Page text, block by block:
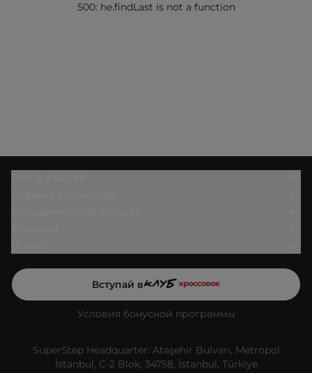
500: he.findLast is not a function
Вступай в
Условия бонусной программы
SuperStep Headquarter: Ataşehir Bulvarı, Metropol
İstanbul, C-2 Blok, 34758, İstanbul, Türkiye